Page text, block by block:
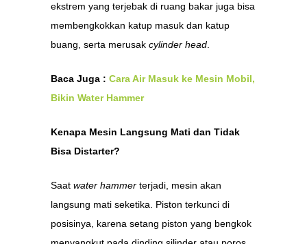
ekstrem yang terjebak di ruang bakar juga bisa
membengkokkan katup masuk dan katup
buang, serta merusak cylinder head
Baca Juga : Cara Air Masuk ke Mesin Mobil,
Bikin Water Hammer
Kenapa Mesin Langsung Mati dan Tidak
Bisa Distarter?
Saat water hammer terjadi, mesin akan
langsung mati seketika. Piston terkunci di
posisinya, karena setang piston yang bengkok